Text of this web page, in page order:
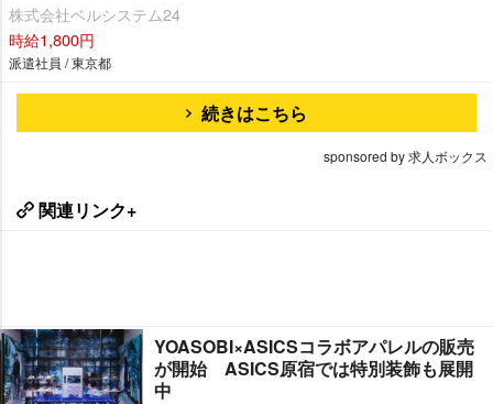
株式会社ベルシステム24
時給1,800円
派遣社員 / 東京都
続きはこちら
sponsored by 求人ボックス
関連リンク+
YOASOBI×ASICSコラボアパレルの販売
が開始 ASICS原宿では特別装飾も展開
中